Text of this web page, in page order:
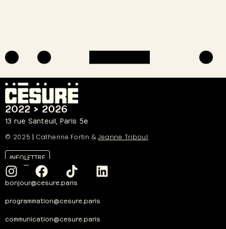
2022 > 2026
13 rue Santeuil, Paris 5e
© 2025 | Catherine Fortin &Jeanne Triboul
INFOLETTRE
bonjour@cesure.paris
programmation@cesure.paris
communication@cesure.paris